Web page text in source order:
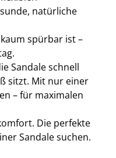
natürliche
spürbar ist –
Sandale schnell
sitzt. Mit nur einer
– für maximalen
Die perfekte
Sandale suchen.